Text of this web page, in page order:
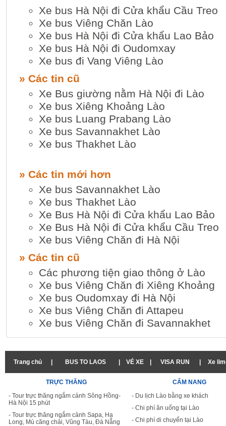
Xe bus Hà Nội đi Cửa khẩu Cầu Treo
Xe bus Viêng Chăn Lào
Xe bus Hà Nội đi Cửa khẩu Lao Bảo
Xe bus Hà Nội đi Oudomxay
Xe bus đi Vang Viêng Lào
» Các tin cũ
Xe Bus giường nằm Hà Nội đi Lào
Xe bus Xiêng Khoảng Lào
Xe bus Luang Prabang Lào
Xe bus Savannakhet Lào
Xe bus Thakhet Lào
» Các tin mới hơn
Xe bus Savannakhet Lào
Xe bus Thakhet Lào
Xe Bus Hà Nội đi Cửa khẩu Lao Bảo
Xe Bus Hà Nội đi Cửa khẩu Cầu Treo
Xe bus Viêng Chăn đi Hà Nội
» Các tin cũ
Các phương tiện giao thông ở Lào
Xe bus Viêng Chăn đi Xiêng Khoảng
Xe bus Oudomxay đi Hà Nội
Xe bus Viêng Chăn đi Attapeu
Xe bus Viêng Chăn đi Savannakhet
Trang chủ | BUS TO LAOS | VÉ XE | VISA RUN | Xe
TRỰC THĂNG
- Tour trực thăng ngắm cảnh Sông Hồng-
Hà Nội 15 phút
- Tour trực thăng ngắm cảnh Sapa, Hạ
Long, Mù căng chải, Vũng Tàu, Đà Nẵng
CẨM NANG
- Du lịch Lào bằng xe khách
- Chi phí ăn uống tại Lào
- Chi phí di chuyển tại Lào